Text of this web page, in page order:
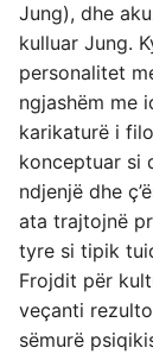
Jung), dhe
kulluar Jung.
personalitet
ngjashëm me
karikaturë i
konceptuar si
ndjenjë dhe
ata trajtojnë
tyre si tipik
Frojdit për
veçanti
sëmurë